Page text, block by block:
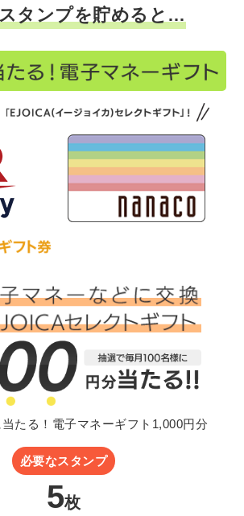
タンプを貯めると…
たる！電子マネーギフト1,000円分
必要なスタンプ
5枚